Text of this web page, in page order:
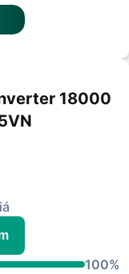
18000
100%